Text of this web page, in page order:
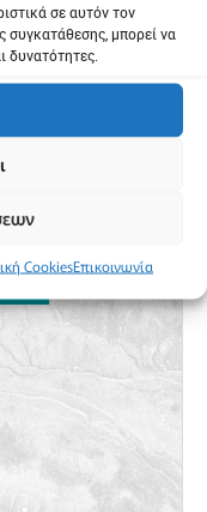
σε αυτόν τον
μπορεί να
δυνατότητες.
CookiesΕπικοινωνία